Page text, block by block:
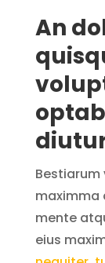
An
Bestiarum
maximma
mente
eius